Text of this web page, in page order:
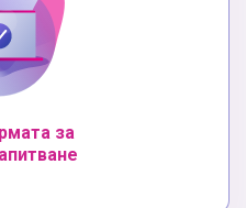
за